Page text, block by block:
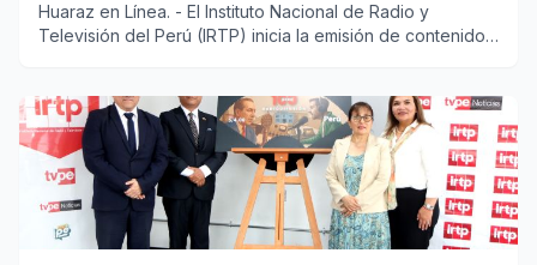
Huaraz en Línea. - El Instituto Nacional de Radio y
Televisión del Perú (IRTP) inicia la emisión de contenidos